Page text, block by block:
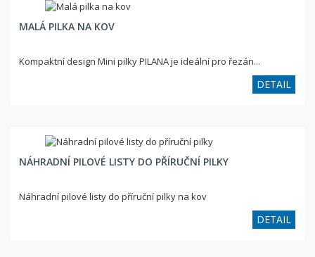
MALÁ PILKA NA KOV
Kompaktní design Mini pilky PILANA je ideální pro řezán...
DETAIL
NÁHRADNÍ PILOVÉ LISTY DO PŘÍRUČNÍ PILKY
Náhradní pilové listy do příruční pilky na kov
DETAIL